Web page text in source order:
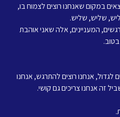
במקום שאנחנו רוצים לצמוח בו,
שליש, שליש.
המעניינים, אלה שאני אוהבת
לגדול, אנחנו רוצים להתרגש, אנחנו
זה אנחנו צריכים גם קושי.